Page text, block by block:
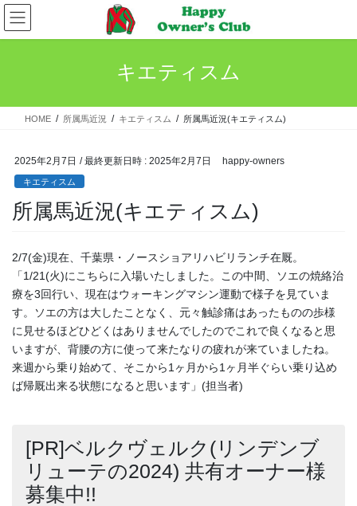
コ
ン
テ
ス
ナ
ビ
ゲ
ン
キエティスム
HOME 所属馬近況 キエティスム 所属馬近況(キエティスム)
2025年2月7日 / 最終更新日時 : 2025年2月7日 happy-owners
キエティスム
所属馬近況(キエティスム)
2/7(金)現在、千葉県・ノースショアリハビリランチ在厩。
「1/21(火)にこちらに入場いたしました。この中間、ソエの焼絡治
療を3回行い、現在はウォーキングマシン運動で様子を見ていま
す。ソエの方は大したことなく、元々触診痛はあったものの歩様
に見せるほどひどくはありませんでしたのでこれで良くなると思
いますが、背腰の方に使って来たなりの疲れが来ていましたね。
来週から乗り始めて、そこから1ヶ月から1ヶ月半ぐらい乗り込め
ば帰厩出来る状態になると思います」(担当者)
[PR]ベルクヴェルク(リンデンブ
リューテの2024) 共有オーナー様
募集中!!